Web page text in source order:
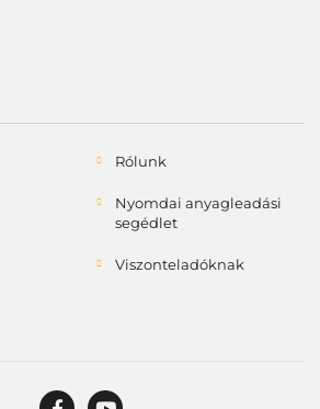
Rólunk
Nyomdai anyagleadási
segédlet
Viszonteladóknak